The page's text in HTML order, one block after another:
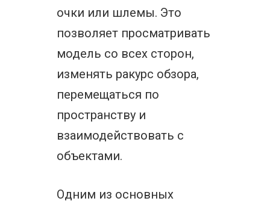
очки или шлемы. Это
позволяет просматривать
модель со всех сторон,
изменять ракурс обзора,
перемещаться по
пространству и
взаимодействовать с
объектами.
Одним из основных